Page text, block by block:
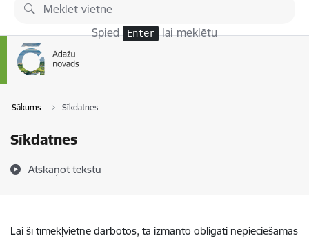
Pāriet uz lapas saturu
Spied Enter lai meklētu
Sākums Sīkdatnes
Sīkdatnes
Atskaņot tekstu
Lai šī tīmekļvietne darbotos, tā izmanto obligāti nepieciešamās